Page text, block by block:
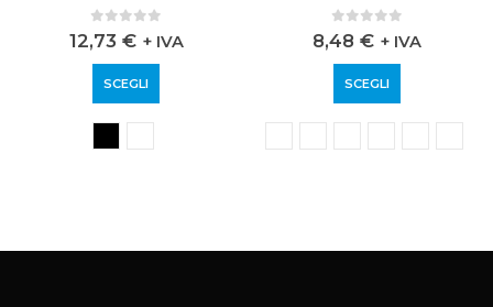
0out of 5
12,73 € + IVA
SCEGLI
0 out of 5
8,48 € + IVA
SCEGLI